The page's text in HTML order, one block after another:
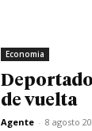
Economia
de vuelta
Agente - 8 agosto